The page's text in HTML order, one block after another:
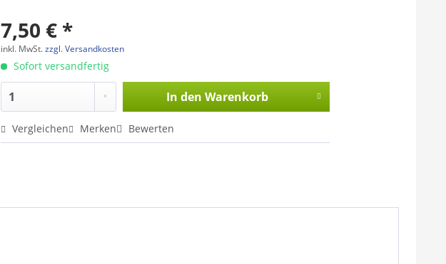
7,50 € *
inkl. MwSt.zzgl. Versandkosten
Sofort versandfertig
In den Warenkorb
Vergleichen Merken Bewerten